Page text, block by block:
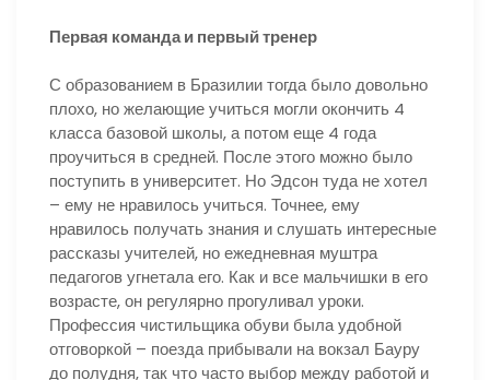
Первая команда и первый тренер
С образованием в Бразилии тогда было довольно
плохо, но желающие учиться могли окончить 4
класса базовой школы, а потом еще 4 года
проучиться в средней. После этого можно было
поступить в университет. Но Эдсон туда не хотел
– ему не нравилось учиться. Точнее, ему
нравилось получать знания и слушать интересные
рассказы учителей, но ежедневная муштра
педагогов угнетала его. Как и все мальчишки в его
возрасте, он регулярно прогуливал уроки.
Профессия чистильщика обуви была удобной
отговоркой – поезда прибывали на вокзал Бауру
до полудня, так что часто выбор между работой и